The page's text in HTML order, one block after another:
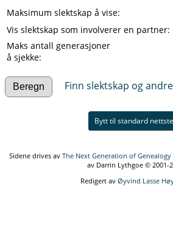
Maksimum slektskap å vise:
Vis slektskap som involverer en partner:
Maks antall generasjoner
å sjekke:
Finn slektskap og
Bytt til standard
Sidene drives av The Next Generation of
av Darrin Lythgoe © 2001-
Redigert av Øyvind Lasse